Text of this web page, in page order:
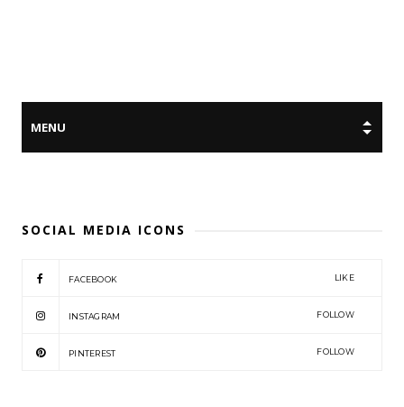
SOCIAL MEDIA ICONS
FACEBOOK LIKE
INSTAGRAM FOLLOW
PINTEREST FOLLOW